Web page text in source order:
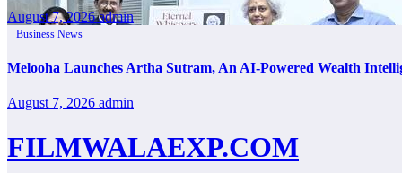
August 7, 2026admin
Business News
Melooha Launches Artha Sutram, An AI-Powered Wealth
August 7, 2026 admin
FILMWALAEXP.COM